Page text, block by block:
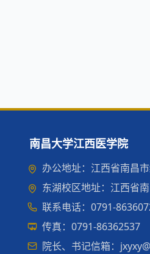
南昌大学江西医学院
办公地址：江西省南昌
东湖校区地址：江西省
联系电话：0791-
传真：0791-86362537
院长、书记信箱：